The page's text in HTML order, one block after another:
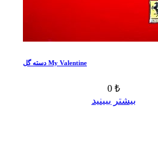
دسته گل My Valentine
0 ₺
بیشتر ببینید